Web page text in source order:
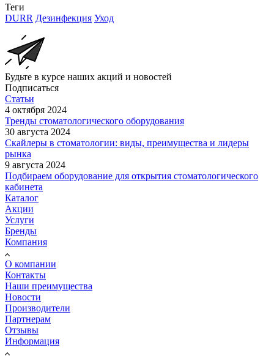
Теги
DURR Дезинфекция Уход
Будьте в курсе наших акций и новостей
Подписаться
Статьи
4 октября 2024
Тренды стоматологического оборудования
30 августа 2024
Скайлеры в стоматологии: виды, преимущества и лидеры
рынка
9 августа 2024
Подбираем оборудование для открытия стоматологического
кабинета
Каталог
Акции
Услуги
Бренды
Компания
О компании
Контакты
Наши преимущества
Новости
Производители
Партнерам
Отзывы
Информация